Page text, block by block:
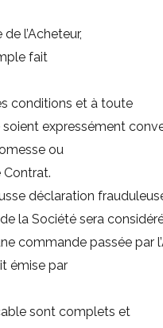
l’Acheteur,
fait
conditions et à toute
expressément
ou
Contrat.
déclaration
la Société sera
commande passée par
émise par
sont complets et